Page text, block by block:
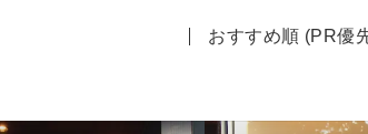
おすすめ順 (PR優